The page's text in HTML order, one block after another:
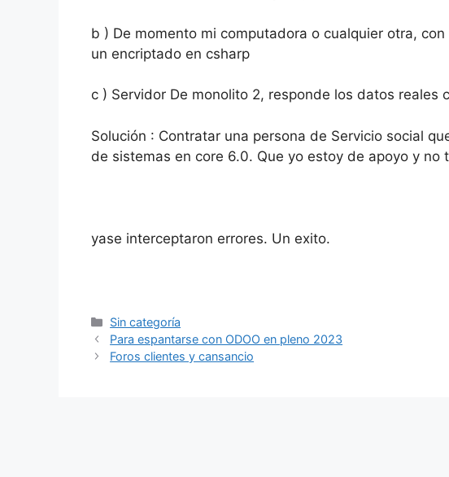
b ) De momento mi computadora o cualquier otra,
un encriptado en csharp
c ) Servidor De monolito 2, responde los datos reales
Solución : Contratar una persona de Servicio social
de sistemas en core 6.0. Que yo estoy de apoyo y no
yase interceptaron errores. Un exito.
Categorías
Sin categoría
Para espantarse con ODOO en pleno 2023
Foros clientes y cansancio